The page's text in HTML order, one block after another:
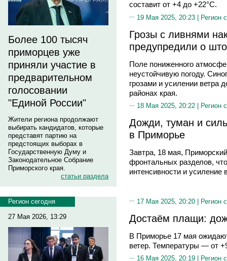
Более 100 тысяч
приморцев уже
приняли участие в
предварительном
голосовании
"Единой России"
Жители региона продолжают
выбирать кандидатов, которые
представят партию на
предстоящих выборах в
Государственную Думу и
Законодательное Собрание
Приморского края.
статьи раздела
Регион сегодня
27 Мая 2026, 13:29
составит от +4 до +22°C.
19 Мая 2025, 20:23 | Регион
Грозы с ливнями
предупредили о
Поле пониженного
неустойчивую погоду.
грозами и усилении ветра
районах края.
18 Мая 2025, 20:22 | Регион
Дожди, туман и
в Приморье
Завтра, 18 мая,
фронтальных разделов,
интенсивности и
17 Мая 2025, 20:20 | Регион
Достаём плащи:
В Приморье 17 мая
ветер. Температуры — от
16 Мая 2025, 20:19 | Регион